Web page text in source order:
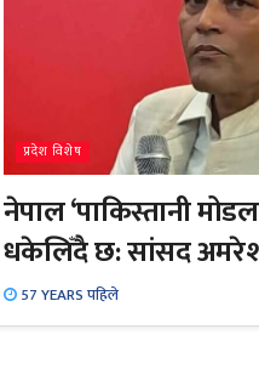
प्रदेश विशेष
नेपाल ‘पाकिस्तानी
धकेलिँदै छ: सांसद
57 YEARS पहिले